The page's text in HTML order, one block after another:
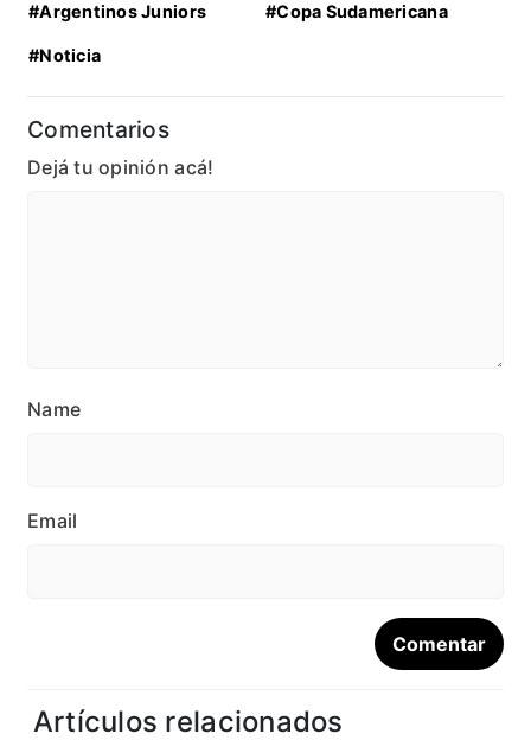
#Argentinos Juniors #Copa Sudamericana
#Noticia
Comentarios
Dejá tu opinión acá!
Name
Email
Artículos relacionados